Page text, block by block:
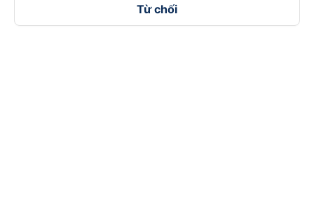
Từ chối